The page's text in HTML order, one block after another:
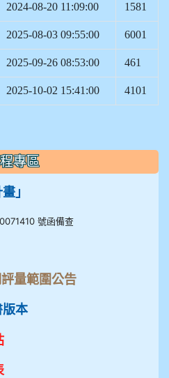
2024-08-20 11:09:00 1581
2025-08-03 09:55:00 6001
2025-09-26 08:53:00 461
2025-10-02 15:41:00 4101
專區
」
號函備查
量範圍公告
版本